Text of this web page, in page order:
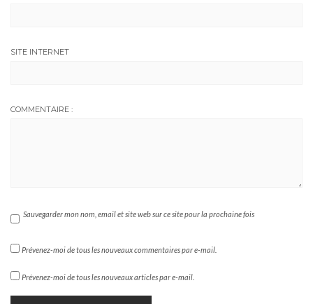
SITE INTERNET
COMMENTAIRE :
Sauvegarder mon nom, email et site web sur ce site pour la prochaine fois
Prévenez-moi de tous les nouveaux commentaires par e-mail.
Prévenez-moi de tous les nouveaux articles par e-mail.